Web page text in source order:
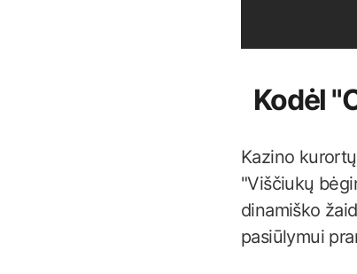
Kodėl
Kazino
"Viščiukų
dinamiško
pasiūlymui